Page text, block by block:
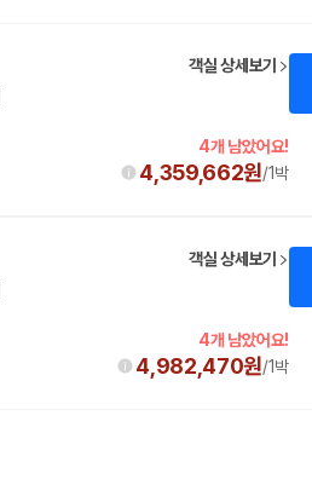
객실 상세보기
4개 남았어요!
4,359,662원/1박
객실 상세보기
4개 남았어요!
4,982,470원/1박